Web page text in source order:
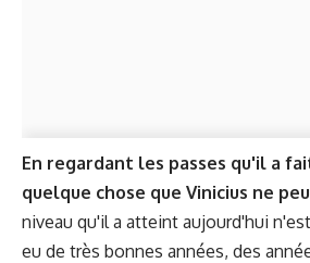
En regardant les passes qu'il a
quelque chose que Vinicius ne
niveau qu'il a atteint aujourd'hui
eu de très bonnes années, des